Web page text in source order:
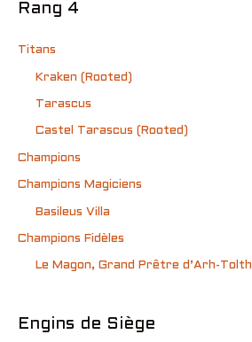
Rang 4
Titans
Kraken (Rooted)
Tarascus
Castel Tarascus (Rooted)
Champions
Champions Magiciens
Basileus Villa
Champions Fidèles
Le Magon, Grand Prêtre d’Arh-Tolth
Engins de Siège